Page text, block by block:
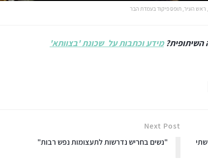
העיר, תופס פיקוד בעמדת הבר
השיתופית?מידע וכתבות על שכונת 'בצוותא'
נוספה במסלול קו 27 – שתי
Next Post
"נשים בחריש נדרשות לתעצומות נפש רבות"